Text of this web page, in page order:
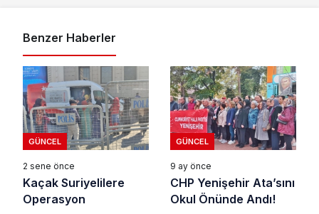
Benzer Haberler
GÜNCEL
2 sene önce
Kaçak Suriyelilere
Operasyon
GÜNCEL
9 ay önce
CHP Yenişehir Ata’sını
Okul Önünde Andı!